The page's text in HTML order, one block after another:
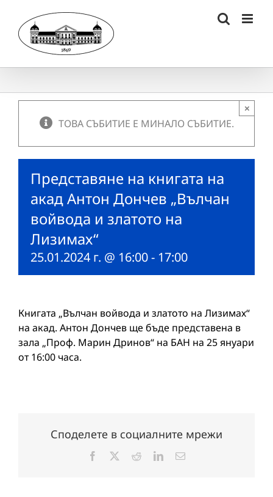
content
ТОВА СЪБИТИЕ Е МИНАЛО СЪБИТИЕ.
×
Представяне на книгата на
акад Антон Дончев „Вълчан
войвода и златото на
Лизимах“
25.01.2024 г. @ 16:00- 17:00
Книгата „Вълчан войвода и златото на Лизимах“
на акад. Антон Дончев ще бъде представена в
зала „Проф. Марин Дринов“ на БАН на 25 януари
от 16:00 часа.
Споделете в социалните мрежи
Facebook RedditLinkedInЕлектронна